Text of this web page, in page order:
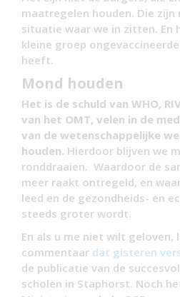
maatregelen houden. Die zijn
situatie waar we in zitten. En
kleine groep
heeft.
Mond houden
Het is de schuld van WHO,
van het OMT, velen in de
van de wetenschappelijke
houden. Hierdoor blijven we
ronddraaien. Waardoor de
meer raakt ontregeld, en
leed en de gezondheids- en
steeds groter wordt.
En als u me niet wilt geloven,
commentaar dat gisteren
de publicatie van de
scholen in Staphorst. Noch